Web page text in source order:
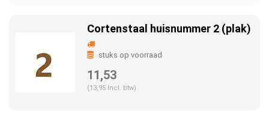
Cortenstaal huisnummer 2 (plak)
stuks op voorraad
11,53
(13,95 Incl. btw)